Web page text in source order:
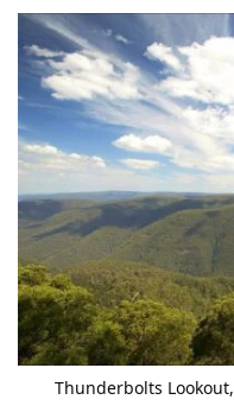
Thunderbolts Lookout,